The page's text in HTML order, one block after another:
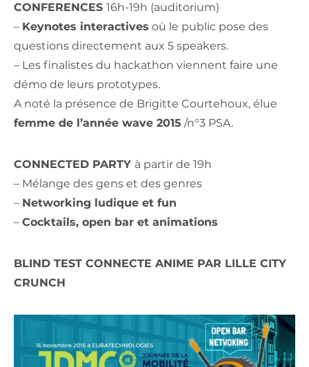
CONFERENCES 16h-19h (auditorium)
– Keynotes interactives où le public pose des
questions directement aux 5 speakers.
– Les finalistes du hackathon viennent faire une
démo de leurs prototypes.
A noté la présence de Brigitte Courtehoux, élue
femme de l’année wave 2015 /n°3 PSA.
CONNECTED PARTY à partir de 19h
– Mélange des gens et des genres
– Networking ludique et fun
– Cocktails, open bar et animations
BLIND TEST CONNECTE ANIME PAR LILLE CITY
CRUNCH